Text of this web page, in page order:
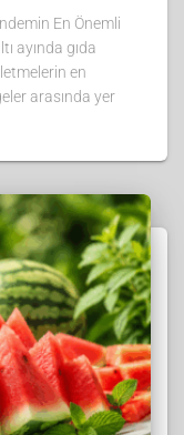
En Önemli
ayında gıda
en
arasında yer